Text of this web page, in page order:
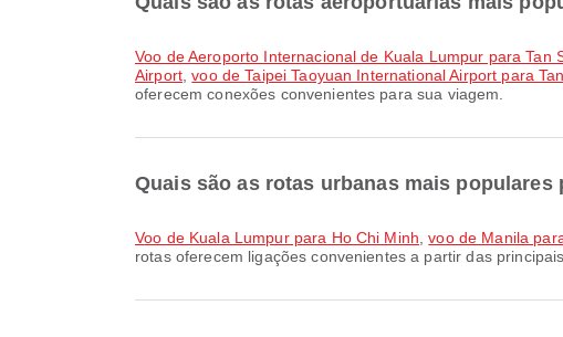
voo de Aeroporto Internacional de Kuala Lumpur para Tan
Airport,voo de Taipei Taoyuan International Airport para
oferecem conexões convenientes para sua viagem.
Quais são as rotas urbanas mais populares
voo de Kuala Lumpur para Ho Chi Minh ,voo de Manila
rotas oferecem ligações convenientes a partir das